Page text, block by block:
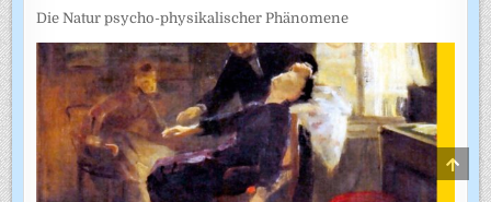
Die Natur psycho-physikalischer Phänomene
TO
TOP